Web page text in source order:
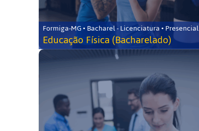
Formiga-MG • Bacharel - Licenciatura • Presencial
Educação Física (Bacharelado)